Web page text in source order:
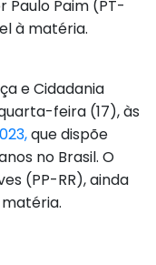
Paulo Paim (PT-
à matéria.
e Cidadania
feira (17), às
que dispõe
no Brasil. O
(PP-RR), ainda